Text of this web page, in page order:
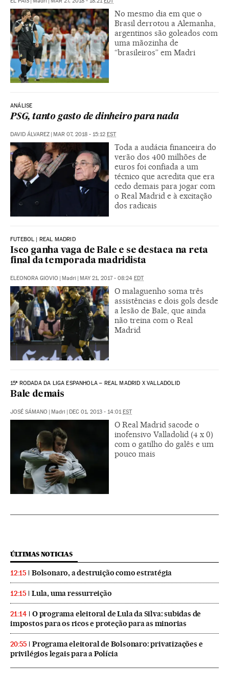
No mesmo dia em que o
Brasil derrotou a Alemanha,
argentinos são goleados com
uma mãozinha de
“brasileiros” em Madri
ANÁLISE
PSG, tanto gasto de dinheiro para nada
DAVID ÁLVAREZ MAR 07, 2018 - 15:12 EST
Toda a audácia financeira do
verão dos 400 milhões de
euros foi confiada a um
técnico que acredita que era
cedo demais para jogar com
o Real Madrid e à excitação
dos radicais
FUTEBOL | REAL MADRID
Isco ganha vaga de Bale e se destaca na reta
final da temporada madridista
ELEONORA GIOVIO | Madri | MAY 21, 2017 - 08:24 EDT
O malaguenho soma três
assistências e dois gols desde
a lesão de Bale, que ainda
não treina com o Real
Madrid
15ª RODADA DA LIGA ESPANHOLA – REAL MADRID X VALLADOLID
Bale demais
JOSÉ SÁMANO | Madri | DEC 01, 2013 - 14:01EST
O Real Madrid sacode o
inofensivo Valladolid (4 x 0)
com o gatilho do galês e um
pouco mais
ÚLTIMAS NOTICIAS
12:15 Bolsonaro, a destruição como estratégia
12:15 Lula, uma ressurreição
21:14
O programa eleitoral de Lula da Silva: subidas de
impostos para os ricos e proteção para as minorias
20:55
Programa eleitoral de Bolsonaro: privatizações e
privilégios legais para a Polícia